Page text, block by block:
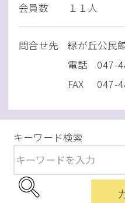
会員数 １１人
問合せ先
緑が丘公民
電話
047-
FAX
047-
キーワード検索